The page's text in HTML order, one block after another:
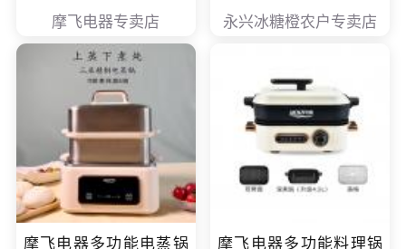
摩飞电器专卖店 永兴冰糖橙农户专卖店
摩飞电器多功能电蒸锅
摩飞电器多功能料理锅